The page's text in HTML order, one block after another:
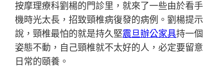
按摩理療科劉楊的門診里，就來了一些由於看手
機時光太長，招致頸椎病復發的病例。劉楊提示
說，頸椎最怕的就是持久堅震旦辦公家具持一個
姿態不動，自己頸椎就不太好的人，必定要留意
日常的頤養。